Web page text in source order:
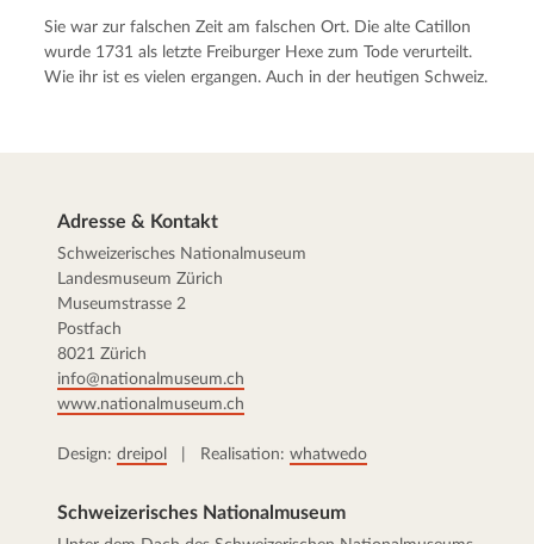
Sie war zur falschen Zeit am falschen Ort. Die alte Catillon
wurde 1731 als letzte Freiburger Hexe zum Tode verurteilt.
Wie ihr ist es vielen ergangen. Auch in der heutigen Schweiz.
Adresse & Kontakt
Schweizerisches Nationalmuseum
Landesmuseum Zürich
Museumstrasse 2
Postfach
8021 Zürich
info@nationalmuseum.ch
www.nationalmuseum.ch
Design: dreipol | Realisation: whatwedo
Schweizerisches Nationalmuseum